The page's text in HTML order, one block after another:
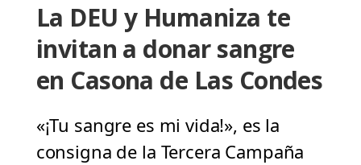
La DEU y Humaniza te
invitan a donar sangre
en Casona de Las Condes
«¡Tu sangre es mi vida!», es la
consigna de la Tercera Campaña